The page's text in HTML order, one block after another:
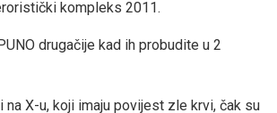
kompleks 2011.
drugačije kad ih probudite u 2
na X-u, koji imaju povijest zle krvi, čak su